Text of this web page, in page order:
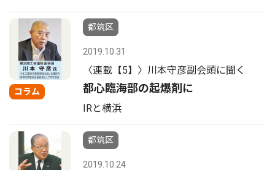
コラム
都筑区
2019.10.31
〈連載【5】〉川本守彦副会頭に聞く
都心臨海部の起爆剤に
IRと横浜
都筑区
2019.10.24